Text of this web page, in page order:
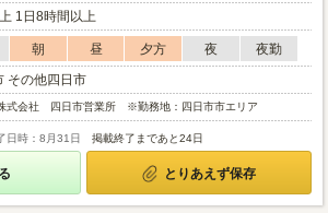
1日8時間以上
朝 昼 夕方 夜
夜勤
その他四日市
式会社 四日市営業所 ※勤務地：四日市市エリア
日時：8月31日 掲載終了まであと24日
とりあえず保存